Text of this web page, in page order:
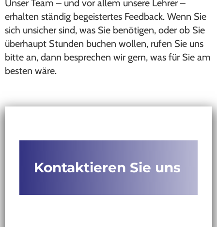
Unser Team – und vor allem unsere Lehrer –
erhalten ständig begeistertes Feedback. Wenn Sie
sich unsicher sind, was Sie benötigen, oder ob Sie
überhaupt Stunden buchen wollen, rufen Sie uns
bitte an, dann besprechen wir gern, was für Sie am
besten wäre.
Kontaktieren Sie uns